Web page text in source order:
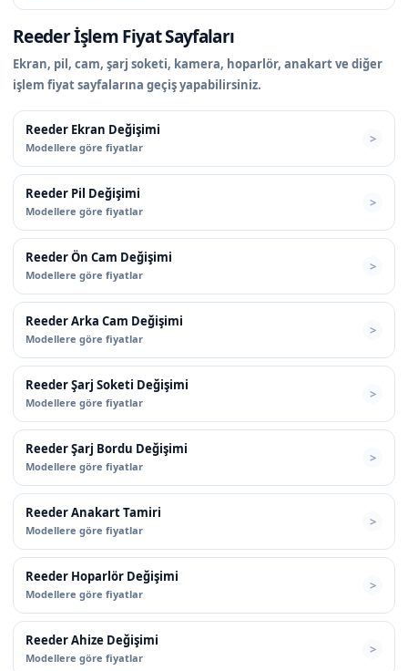
Reeder İşlem Fiyat Sayfaları
Ekran, pil, cam, şarj soketi, kamera, hoparlör, anakart ve diğer
işlem fiyat sayfalarına geçiş yapabilirsiniz.
Reeder Ekran Değişimi
Modellere göre fiyatlar
Reeder Pil Değişimi
Modellere göre fiyatlar
Reeder Ön Cam Değişimi
Modellere göre fiyatlar
Reeder Arka Cam Değişimi
Modellere göre fiyatlar
Reeder Şarj Soketi Değişimi
Modellere göre fiyatlar
Reeder Şarj Bordu Değişimi
Modellere göre fiyatlar
Reeder Anakart Tamiri
Modellere göre fiyatlar
Reeder Hoparlör Değişimi
Modellere göre fiyatlar
Reeder Ahize Değişimi
Modellere göre fiyatlar